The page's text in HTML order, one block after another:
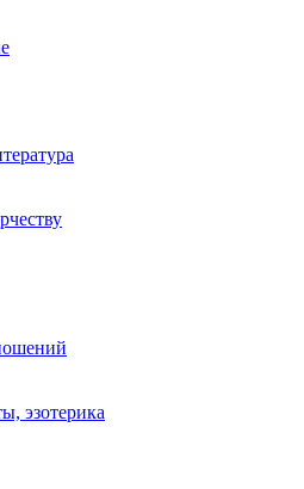
эзотерика